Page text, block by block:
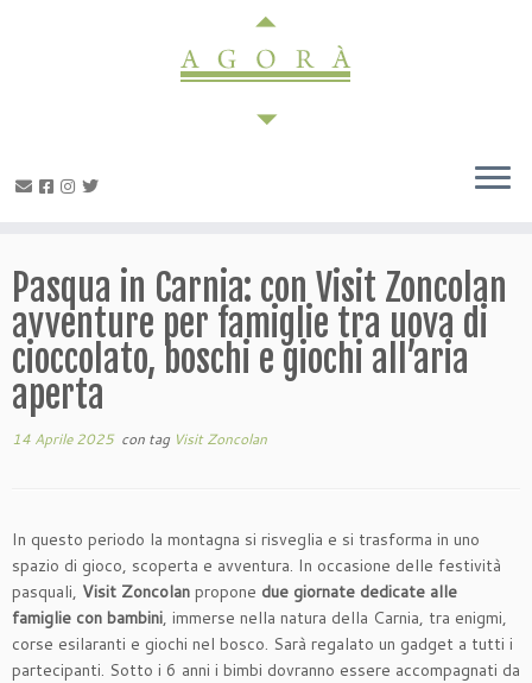
Pasqua in Carnia: con Visit Zoncolan
avventure per famiglie tra uova di
cioccolato, boschi e giochi all’aria
aperta
14 Aprile 2025con tag Visit Zoncolan
In questo periodo la montagna si risveglia e si trasforma in uno
spazio di gioco, scoperta e avventura. In occasione delle festività
pasquali, Visit Zoncolan propone due giornate dedicate alle
famiglie con bambini, immerse nella natura della Carnia, tra enigmi,
corse esilaranti e giochi nel bosco. Sarà regalato un gadget a tutti i
partecipanti. Sotto i 6 anni i bimbi dovranno essere accompagnati da